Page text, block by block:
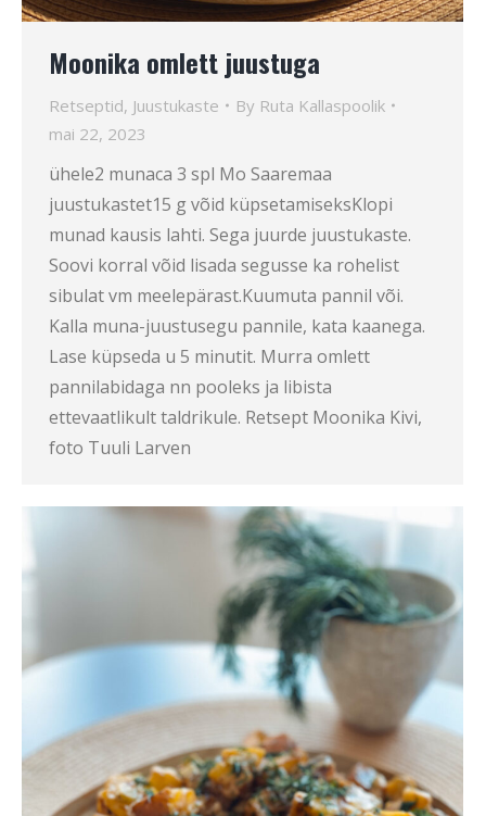
Moonika omlett juustuga
Retseptid, Juustukaste By Ruta Kallaspoolik
mai 22, 2023
ühele2 munaca 3 spl Mo Saaremaa
juustukastet15 g võid küpsetamiseksKlopi
munad kausis lahti. Sega juurde juustukaste.
Soovi korral võid lisada segusse ka rohelist
sibulat vm meelepärast.Kuumuta pannil või.
Kalla muna-juustusegu pannile, kata kaanega.
Lase küpseda u 5 minutit. Murra omlett
pannilabidaga nn pooleks ja libista
ettevaatlikult taldrikule. Retsept Moonika Kivi,
foto Tuuli Larven